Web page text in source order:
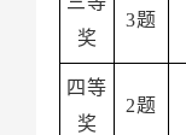
奖
3题
奖
2题